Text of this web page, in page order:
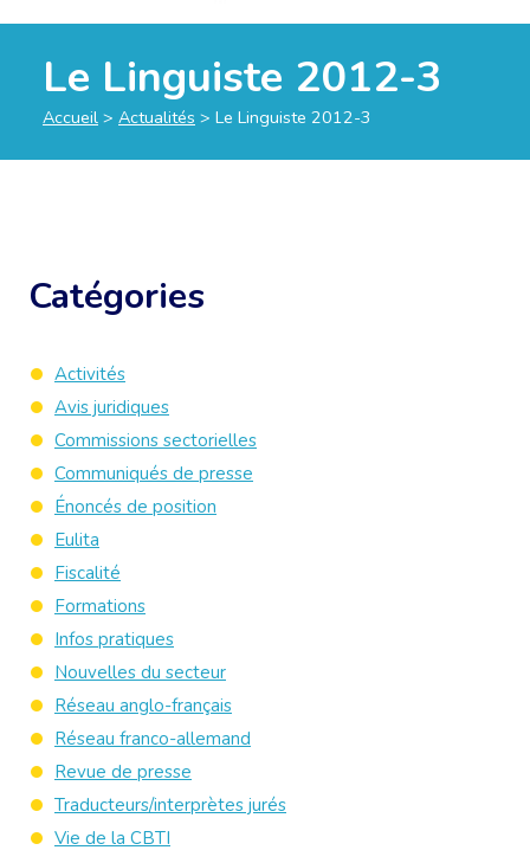
Le Linguiste 2012-3
Accueil > Actualités > Le Linguiste 2012-3
Catégories
Activités
Avis juridiques
Commissions sectorielles
Communiqués de presse
Énoncés de position
Eulita
Fiscalité
Formations
Infos pratiques
Nouvelles du secteur
Réseau anglo-français
Réseau franco-allemand
Revue de presse
Traducteurs/interprètes jurés
Vie de la CBTI